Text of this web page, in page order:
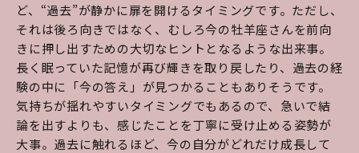
ど、“過去”が静かに扉を開けるタイミングです。ただし、
それは後ろ向きではなく、むしろ今の牡羊座さんを前向
きに押し出すための大切なヒントとなるような出来事。
長く眠っていた記憶が再び輝きを取り戻したり、過去の経
験の中に「今の答え」が見つかることもありそうです。
気持ちが揺れやすいタイミングでもあるので、急いで結
論を出すよりも、感じたことを丁寧に受け止める姿勢が
大事。過去に触れるほど、今の自分がどれだけ成長して